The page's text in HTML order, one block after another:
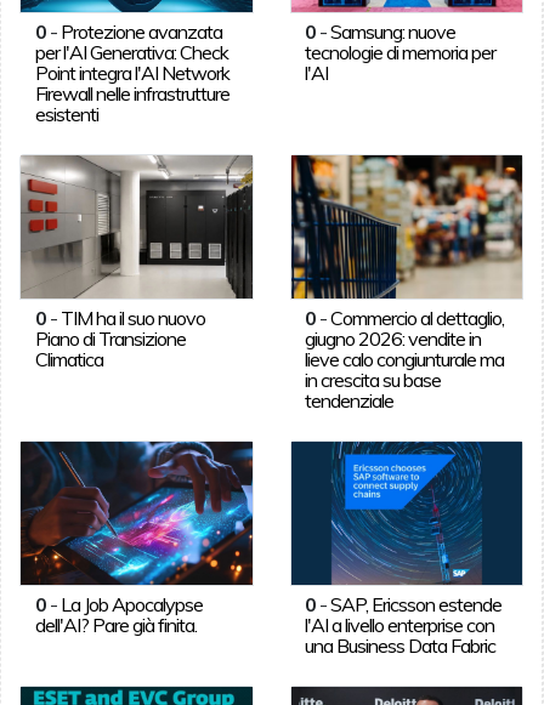
0- Protezione avanzata
per l'AI Generativa: Check
Point integra l'AI Network
Firewall nelle infrastrutture
esistenti
0 -Samsung: nuove
tecnologie di memoria per
l'AI
0- TIM ha il suo nuovo
Piano di Transizione
Climatica
0 -Commercio al dettaglio,
giugno 2026: vendite in
lieve calo congiunturale ma
in crescita su base
tendenziale
0- La Job Apocalypse
dell'AI? Pare già finita.
0 -SAP, Ericsson estende
l'AI a livello enterprise con
una Business Data Fabric